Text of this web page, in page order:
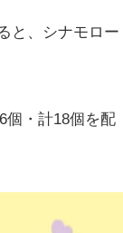
と、シナモロー
個・計18個を配